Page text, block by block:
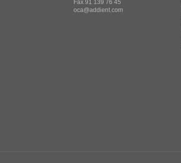
Fax 91 139 76 45
oca@addient.com